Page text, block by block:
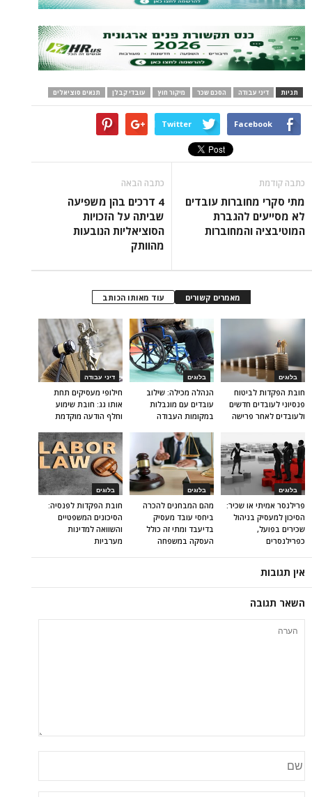
תגיות דיני עבודה הסכם שכר מיקור חוץ עובדי קבלן תנאים סוציאלים
Facebook
Twitter
כתבה קודמת
מתי סקרי מחוברות עובדים
לא מסייעים להגברת
המוטיבציה והמחוברות
כתבה הבאה
4 דרכים בהן משפיעה
שביתה על הזכויות
הסוציאליות הנובעות
מהוותק
מאמרים קשורים עוד מאותו הכותב
דיני עבודה
חילופי מעסיקים תחת
אותו גג: חובת שימוע
וחלף הודעה מוקדמת
בלוגים
הנהלה מכילה: שילוב
עובדים עם מוגבלות
במקומות העבודה
בלוגים
חובת הפקדות לביטוח
פנסיוני לעובדים חדשים
ולעובדים לאחר פרישה
בלוגים
חובת הפקדות לפנסיה:
הסיכונים המשפטיים
והשוואה למדינות
מערביות
בלוגים
מהם המבחנים להכרה
ביחסי עובד מעסיק
בדיעבד ומתי זה כולל
העסקה במשפחה
בלוגים
פרילנסר אמיתי או שכיר:
הסיכון למעסיק בניהול
שכירים בפועל,
כפרילנסרים
אין תגובות
השאר תגובה